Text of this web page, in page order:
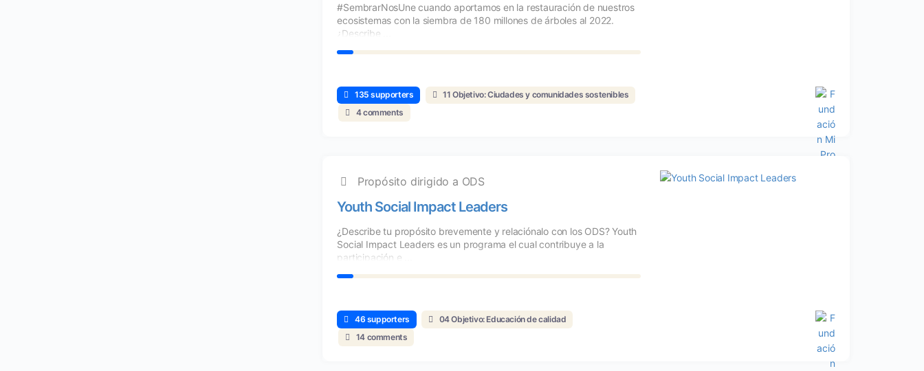
#SembrarNosUne cuando aportamos en la restauración de nuestros
ecosistemas con la siembra de 180 millones de árboles al 2022.
¿Describe ...
135 supporters
11 Objetivo: Ciudades y comunidades sostenibles
4 comments
Propósito dirigido a ODS
Youth Social Impact Leaders
¿Describe tu propósito brevemente y relaciónalo con los ODS? Youth
Social Impact Leaders es un programa el cual contribuye a la
participación e ...
46 supporters
04 Objetivo: Educación de calidad
14 comments